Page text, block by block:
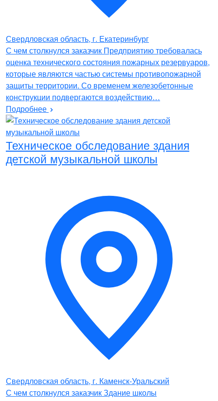
Свердловская область, г. Екатеринбург
С чем столкнулся заказчик Предприятию требовалась
оценка технического состояния пожарных резервуаров,
которые являются частью системы противопожарной
защиты территории. Со временем железобетонные
конструкции подвергаются воздействию…
Подробнее
Техническое обследование здания
детской музыкальной школы
Свердловская область, г. Каменск-Уральский
С чем столкнулся заказчик Здание школы